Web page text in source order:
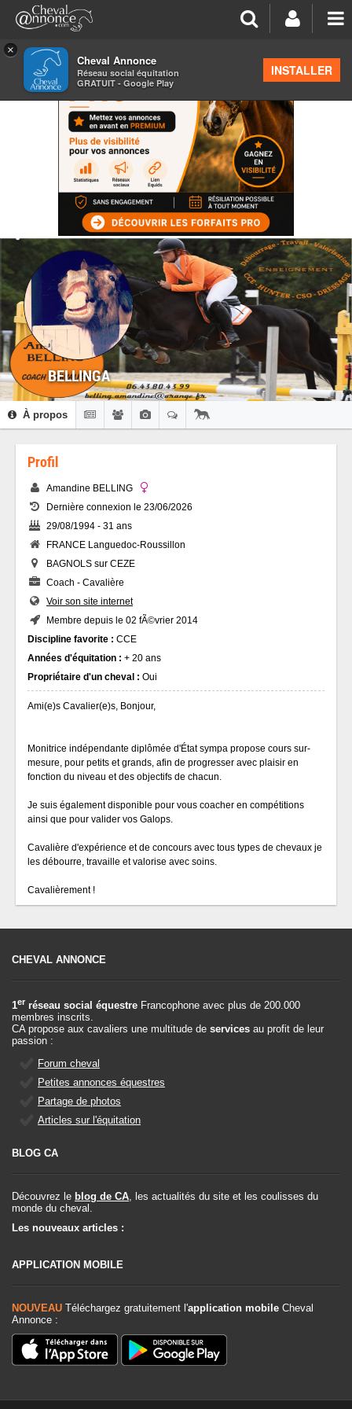
×
Cheval Annonce
Réseau social équitation
GRATUIT - Google Play
INSTALLER
BELLINGA
À propos
Profil
Amandine BELLING
Dernière connexion le 23/06/2026
29/08/1994 - 31 ans
FRANCE Languedoc-Roussillon
BAGNOLS sur CEZE
Coach - Cavalière
Voir son site internet
Membre depuis le 02 fÃ©vrier 2014
Discipline favorite : CCE
Années d'équitation : + 20 ans
Propriétaire d'un cheval : Oui
Ami(e)s Cavalier(e)s, Bonjour,
Monitrice indépendante diplômée d'État sympa propose cours sur-
mesure, pour petits et grands, afin de progresser avec plaisir en
fonction du niveau et des objectifs de chacun.
Je suis également disponible pour vous coacher en compétitions
ainsi que pour valider vos Galops.
Cavalière d'expérience et de concours avec tous types de chevaux je
les débourre, travaille et valorise avec soins.
Cavalièrement !
CHEVAL ANNONCE
1er réseau social équestre Francophone avec plus de 200.000
membres inscrits.
CA propose aux cavaliers une multitude de services au profit de leur
passion :
Forum cheval
Petites annonces équestres
Partage de photos
Articles sur l'équitation
BLOG CA
Découvrez le blog de CA, les actualités du site et les coulisses du
monde du cheval.
Les nouveaux articles :
APPLICATION MOBILE
NOUVEAU Téléchargez gratuitement l'application mobile Cheval
Annonce :